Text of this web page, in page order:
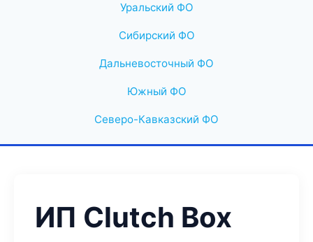
Уральский ФО
Сибирский ФО
Дальневосточный ФО
Южный ФО
Северо-Кавказский ФО
ИП Clutch Box